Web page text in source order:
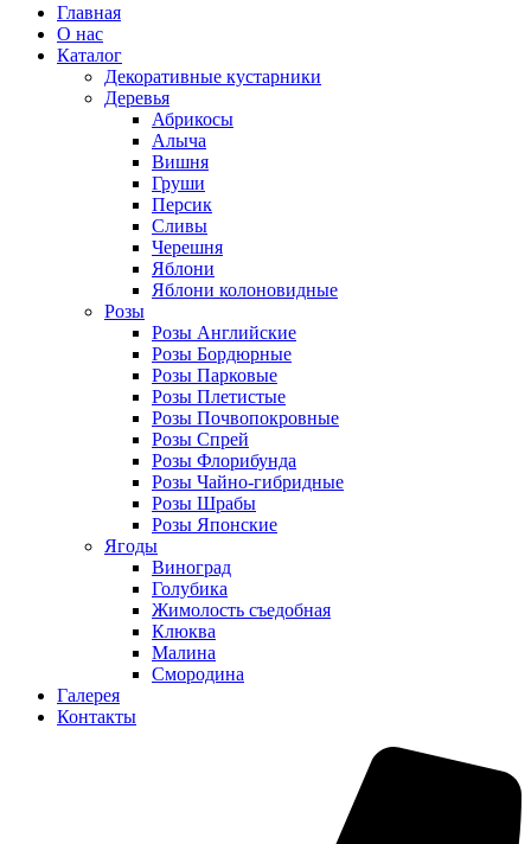
Главная
О нас
Каталог
Декоративные кустарники
Деревья
Абрикосы
Алыча
Вишня
Груши
Персик
Сливы
Черешня
Яблони
Яблони колоновидные
Розы
Розы Английские
Розы Бордюрные
Розы Парковые
Розы Плетистые
Розы Почвопокровные
Розы Спрей
Розы Флорибунда
Розы Чайно-гибридные
Розы Шрабы
Розы Японские
Ягоды
Виноград
Голубика
Жимолость съедобная
Клюква
Малина
Смородина
Галерея
Контакты